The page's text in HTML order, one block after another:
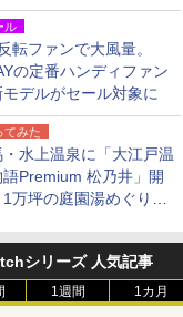
調で高級感ある2個セッ
ル
転ファンで大風量。
の定番ハンディファン
デルがセール対象に
てみた
水上温泉に「大江戸温
語Premium 松乃井」開
万坪の庭園湯めぐり＆
シリーズ 人気記事
1週間 1カ月